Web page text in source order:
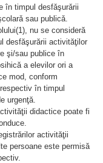
în timpul desfǎşurǎrii
sau publicǎ.
nu se consideră
desfăşurării activităţilor
şi/sau publice în
a elevilor ori a
mod, conform
în timpul
urgenţă.
didactice poate fi
activităţii
persoane este permisă